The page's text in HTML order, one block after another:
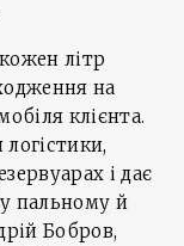
літр
на
клієнта.
і дає
пальному й
Бобров,